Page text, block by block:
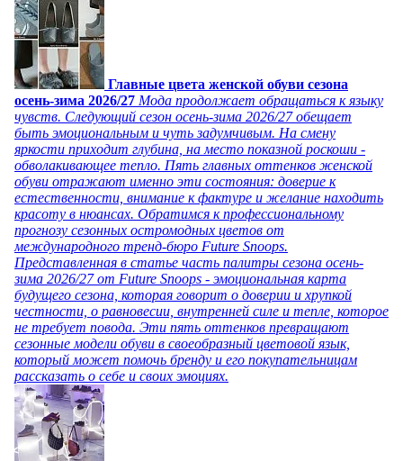
Главные цвета женской обуви сезона
осень-зима 2026/27 Мода продолжает обращаться к языку
чувств. Следующий сезон осень-зима 2026/27 обещает
быть эмоциональным и чуть задумчивым. На смену
яркости приходит глубина, на место показной роскоши -
обволакивающее тепло. Пять главных оттенков женской
обуви отражают именно эти состояния: доверие к
естественности, внимание к фактуре и желание находить
красоту в нюансах. Обратимся к профессиональному
прогнозу сезонных остромодных цветов от
международного тренд-бюро Future Snoops.
Представленная в статье часть палитры сезона осень-
зима 2026/27 от Future Snoops - эмоциональная карта
будущего сезона, которая говорит о доверии и хрупкой
честности, о равновесии, внутренней силе и тепле, которое
не требует повода. Эти пять оттенков превращают
сезонные модели обуви в своеобразный цветовой язык,
который может помочь бренду и его покупательницам
рассказать о себе и своих эмоциях.